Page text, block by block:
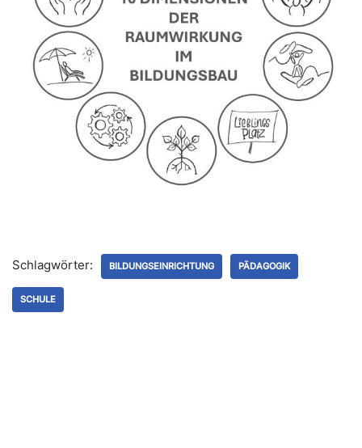
Schlagwörter: BILDUNGSEINRICHTUNG PÄDAGOGIK
SCHULE